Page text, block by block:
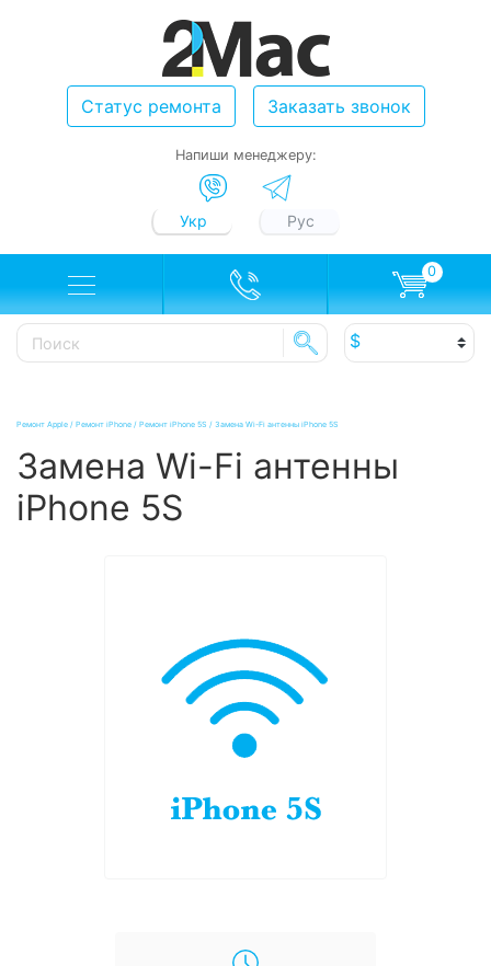
Статус ремонта Заказать звонок
Напиши менеджеру:
Укр Рус
0
Ремонт Apple / Ремонт iPhone / Ремонт iPhone 5S / Замена Wi-Fi антенны iPhone 5S
Замена Wi-Fi антенны
iPhone 5S